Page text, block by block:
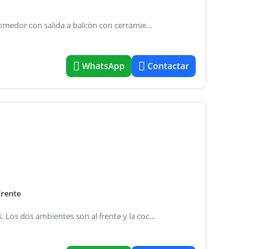
Departamento de 2 ambientes amplio, cocina equipada comedor con salida a balcón con cerramiento baño y dormitorio con buen placard. Condiciones. Ingreso a partir del mes de julio contrato por 2 años ipc cada 4 meses garantía de caucion fiancor/ deposito en garantía usd 500 alquiler mensual $600.000 expensas estimadas $190.000
WhatsApp Contactar
Dueño directo. Amplio 2 ambiente con ambientes grandes. Los dos ambientes son al frente y la cocina al contrafrente. Balcón corrido con una zona aterrazada donde se puede poner una mesita. En la cocina cuenta con espacio para una mesa de comedor diario. Baulera aire acondicionado en el cuarto baño completo cocina a gas calefacción con tiro balanceado (2). Agregue imágenes de ia para que veas como quedan los muebles. Son 52 metros totales. Requisitos: garantía de familiar directo en caba / seguro de caución ingresos comprobables gastos de averiguación de garantía cargo del inquilino